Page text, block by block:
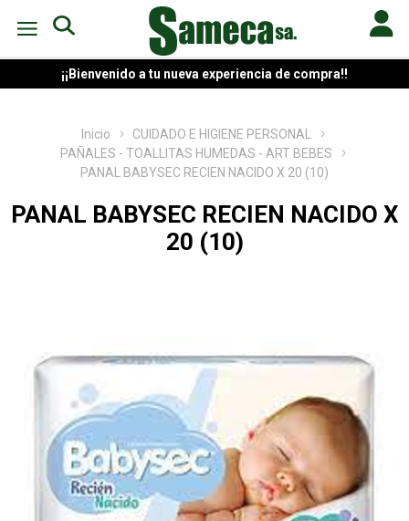
¡¡Bienvenido a tu nueva experiencia de compra!!
Inicio
CUIDADO E HIGIENE PERSONAL
PAÑALES - TOALLITAS HUMEDAS - ART BEBES
PANAL BABYSEC RECIEN NACIDO X 20 (10)
PANAL BABYSEC RECIEN NACIDO X
20 (10)